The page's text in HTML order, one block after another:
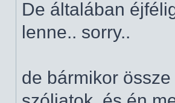
De általában
lenne.. sorry..
de bármikor